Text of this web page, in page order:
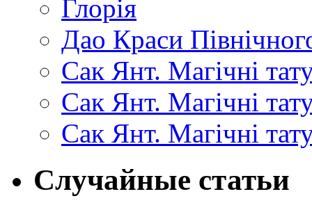
Глорія
Дао Краси
Сак Янт. Магічні
Сак Янт. Магічні
Сак Янт. Магічні
Случайные статьи